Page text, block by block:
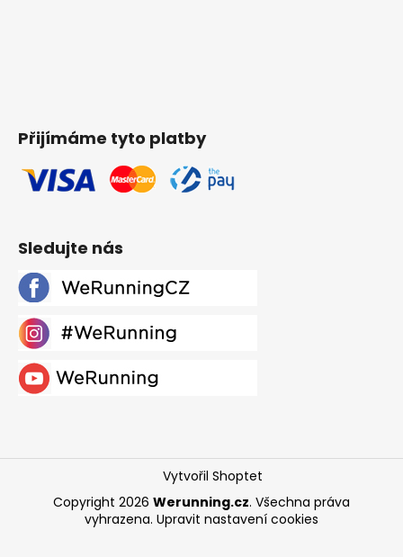
Přijímáme tyto platby
Sledujte nás
Vytvořil Shoptet
Copyright 2026 Werunning.cz. Všechna práva
vyhrazena. Upravit nastavení cookies